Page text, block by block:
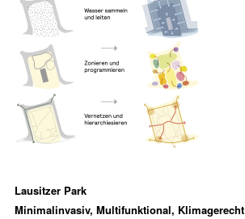
Lausitzer Park
Minimalinvasiv, Multifunktional, Klimagerecht